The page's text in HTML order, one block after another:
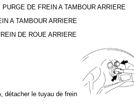
DE FREIN A TAMBOUR ARRIERE
A TAMBOUR ARRIERE
DE ROUE ARRIERE
détacher le tuyau de frein